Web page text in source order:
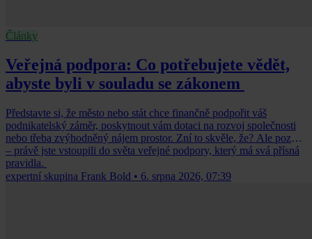
Články
Veřejná podpora: Co potřebujete vědět,
abyste byli v souladu se zákonem
Představte si, že město nebo stát chce finančně podpořit váš
podnikatelský záměr, poskytnout vám dotaci na rozvoj společnosti
nebo třeba zvýhodněný nájem prostor. Zní to skvěle, že? Ale pozor
– právě jste vstoupili do světa veřejné podpory, který má svá přísná
pravidla.
expertní skupina Frank Bold • 6. srpna 2026, 07:39